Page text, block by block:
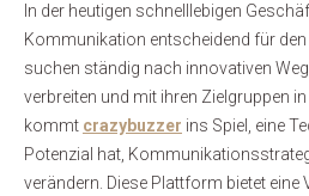
In der heutigen schnelllebigen
Kommunikation entscheidend für
suchen ständig nach innovativen
verbreiten und mit ihren Zielgruppen
kommt crazybuzzer ins Spiel, eine
Potenzial hat,
verändern. Diese Plattform bietet eine